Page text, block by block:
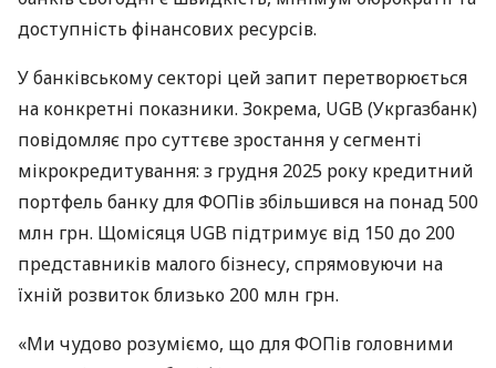
доступність фінансових ресурсів.
У банківському секторі цей запит перетворюється
на конкретні показники. Зокрема, UGB (Укргазбанк)
повідомляє про суттєве зростання у сегменті
мікрокредитування: з грудня 2025 року кредитний
портфель банку для ФОПів збільшився на понад 500
млн грн. Щомісяця UGB підтримує від 150 до 200
представників малого бізнесу, спрямовуючи на
їхній розвиток близько 200 млн грн.
«Ми чудово розуміємо, що для ФОПів головними